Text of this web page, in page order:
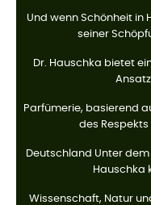
Und wenn Schönheit in
seiner
Dr. Hauschka bietet
Parfümerie, basierend
des Respekts
Deutschland Unter
Hauschka
Wissenschaft, Natur